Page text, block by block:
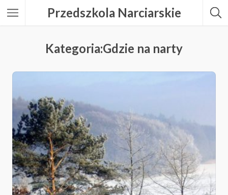
Przedszkola Narciarskie
Kategoria:Gdzie na narty